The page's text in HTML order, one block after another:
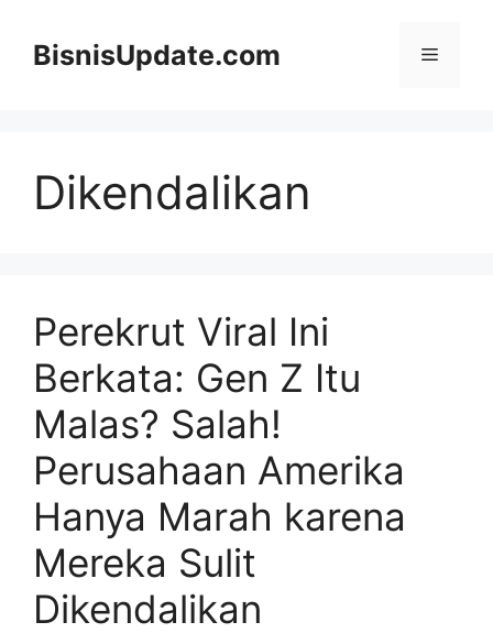
BisnisUpdate.com Menu
Dikendalikan
Perekrut Viral Ini
Berkata: Gen Z Itu
Malas? Salah!
Perusahaan Amerika
Hanya Marah karena
Mereka Sulit
Dikendalikan